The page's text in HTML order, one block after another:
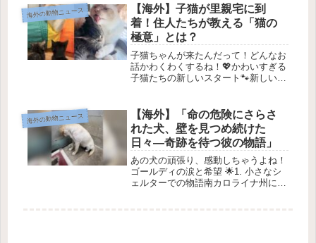
ました。彼女は Luck’s Rescue の創
設者で、ムーフィ...
海外の動物ニュース
【海外】子猫が里親宅に到
着！住人たちが教える「猫の
極意」とは？
子猫ちゃんが来たんだって！どんなお
話かわくわくするね！💖かわいすぎる
子猫たちの新しいスタート🐾新しい家
トーリーです！1. 子猫たちの到着🏡あ
る日、クリケット、ファイアフライ...
海外の動物ニュース
【海外】「命の危険にさらさ
れた犬、壁を見つめ続けた
日々—奇跡を待つ彼の物語」
あの犬の頑張り、感動しちゃうよね！
ゴールディの涙と希望 🌟1. 小さなシ
ェルターでの物語南カロライナ州にあ